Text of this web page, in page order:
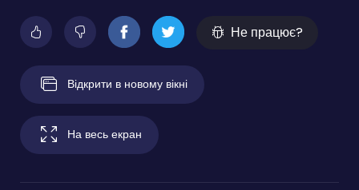
Не працює?
Відкрити в новому вікні
На весь екран